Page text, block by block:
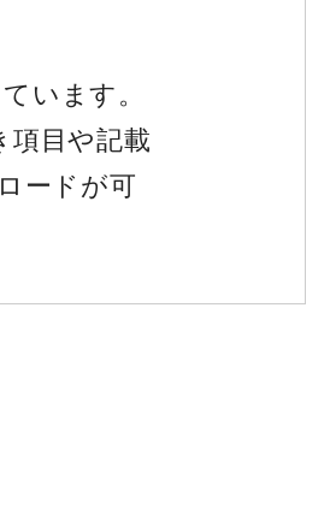
います。
項目や記載
ードが可